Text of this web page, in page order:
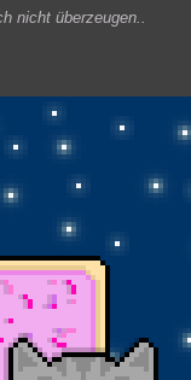
nicht überzeugen..